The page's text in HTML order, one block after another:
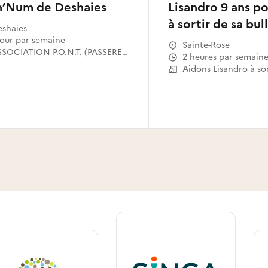
de Deshaies
jour par semaine
ASSOCIATION P.O.N.T. (PASSERELLES OUVERTES VERS LE NUMERIQUE POUR TOUS)
Lisandro 9 ans
à sortir de sa
Sainte-Rose
2 heures par semaine